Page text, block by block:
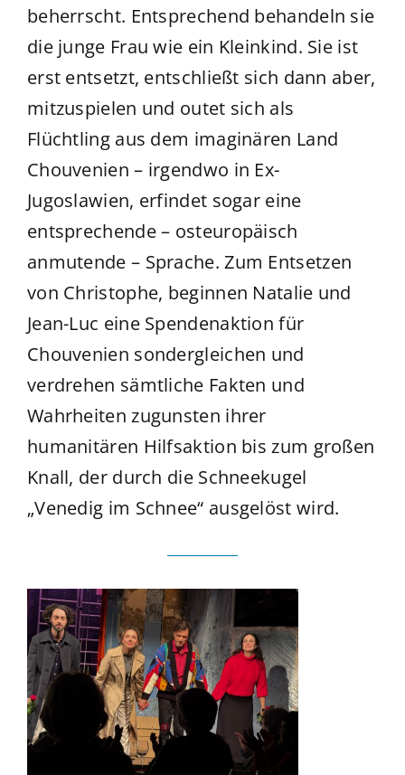
beherrscht. Entsprechend behandeln sie
die junge Frau wie ein Kleinkind. Sie ist
erst entsetzt, entschließt sich dann aber,
mitzuspielen und outet sich als
Flüchtling aus dem imaginären Land
Chouvenien – irgendwo in Ex-
Jugoslawien, erfindet sogar eine
entsprechende – osteuropäisch
anmutende – Sprache. Zum Entsetzen
von Christophe, beginnen Natalie und
Jean-Luc eine Spendenaktion für
Chouvenien sondergleichen und
verdrehen sämtliche Fakten und
Wahrheiten zugunsten ihrer
humanitären Hilfsaktion bis zum großen
Knall, der durch die Schneekugel
„Venedig im Schnee“ ausgelöst wird.